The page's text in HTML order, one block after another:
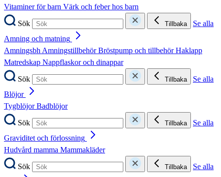
Vitaminer för barn Värk och feber hos barn
Sök
Tillbaka
Se alla
Amning och matning
AmningsbhAmningstillbehörBröstpump och tillbehörHaklapp
Matredskap Nappflaskor och dinappar
Sök
Tillbaka
Se alla
Blöjor
TygblöjorBadblöjor
Sök
Tillbaka
Se alla
Graviditet och förlossning
Hudvård mamma Mammakläder
Sök
Tillbaka
Se alla